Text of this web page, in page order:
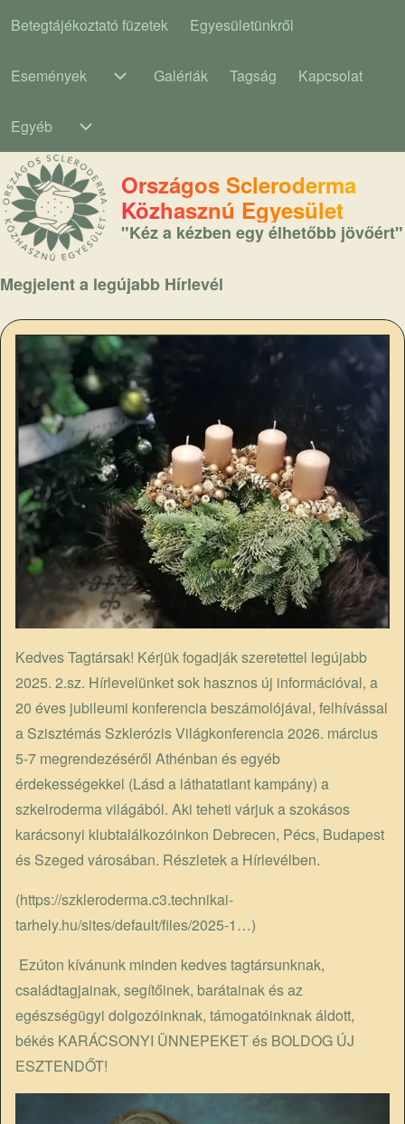
Main navigation
Betegtájékoztató füzetek Egyesületünkről
Események
Események sub-navigation
Galériák Tagság Kapcsolat
Egyéb
Országos Scleroderma
Közhasznú Egyesület
"Kéz a kézben egy élhetőbb jövőért"
Megjelent a legújabb Hírlevél
Kedves Tagtársak! Kérjük fogadják szeretettel legújabb
2025. 2.sz. Hírlevelünket sok hasznos új információval, a
20 éves jubileumi konferencia beszámolójával, felhívással
a Szisztémás Szklerózis Világkonferencia 2026. március
5-7 megrendezéséről Athénban és egyéb
érdekességekkel (Lásd a láthatatlant kampány) a
szkelroderma világából. Aki teheti várjuk a szokásos
karácsonyi klubtalálkozóinkon Debrecen, Pécs, Budapest
és Szeged városában. Részletek a Hírlevélben.
(https://szkleroderma.c3.technikai-
tarhely.hu/sites/default/files/2025-1…)
Ezúton kívánunk minden kedves tagtársunknak,
családtagjainak, segítőinek, barátainak és az
egészségügyi dolgozóinknak, támogatóinknak áldott,
békés KARÁCSONYI ÜNNEPEKET és BOLDOG ÚJ
ESZTENDŐT!